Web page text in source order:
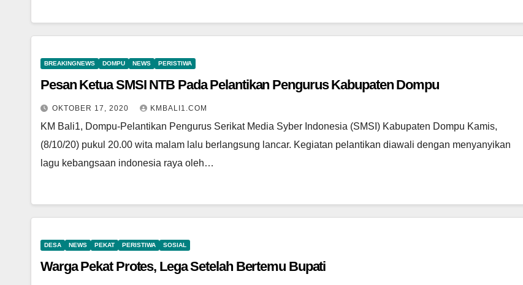
BREAKINGNEWS DOMPU NEWS PERISTIWA
Pesan Ketua SMSI NTB Pada Pelantikan Pengurus Kabupaten Dompu
OKTOBER 17, 2020 KMBALI1.COM
KM Bali1, Dompu-Pelantikan Pengurus Serikat Media Syber Indonesia (SMSI) Kabupaten Dompu Kamis,
(8/10/20) pukul 20.00 wita malam lalu berlangsung lancar. Kegiatan pelantikan diawali dengan menyanyikan
lagu kebangsaan indonesia raya oleh…
DESA NEWS PEKAT PERISTIWA SOSIAL
Warga Pekat Protes, Lega Setelah Bertemu Bupati